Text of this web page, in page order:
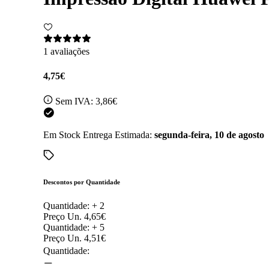
1 avaliações
4,75€
Sem IVA: 3,86€
Em Stock Entrega Estimada: segunda-feira, 10 de agosto
Descontos por Quantidade
Quantidade: + 2
Preço Un. 4,65€
Quantidade: + 5
Preço Un. 4,51€
Quantidade: